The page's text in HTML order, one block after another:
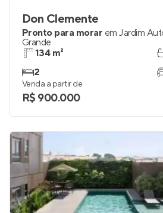
Don Clemente
Pronto para morar em Jardim
Grande
134 m²
2
Venda a partir de
R$ 900.000